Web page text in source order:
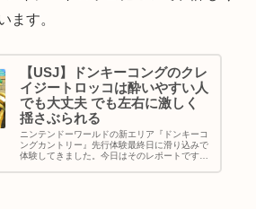
ます。
【USJ】ドンキーコングのクレ
イジートロッコは酔いやすい人
でも大丈夫 でも左右に激しく
揺さぶられる
ニンテンドーワールドの新エリア『ドンキーコ
ングカントリー』先行体験最終日に滑り込みで
体験してきました。今日はそのレポートです